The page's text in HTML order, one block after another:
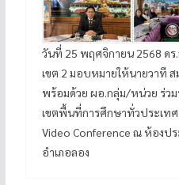
วันที่ 25 พฤศจิกายน 2568 ด
เขต 2 มอบหมายให้นายวาที
พร้อมด้วย ผอ.กลุ่ม/หน่วย ร่ว
เขตพื้นที่การศึกษาทั่วประเท
Video Conference ณ ห้องป
อำเภอลอง